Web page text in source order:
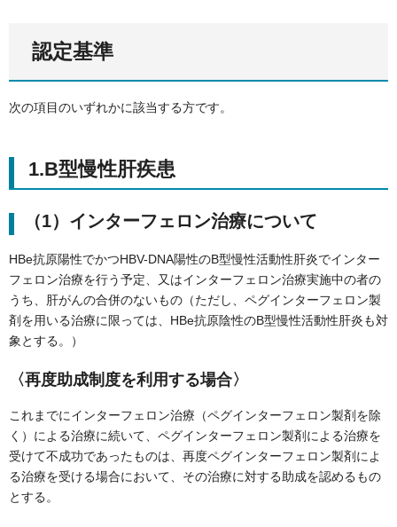
認定基準
次の項目のいずれかに該当する方です。
1.B型慢性肝疾患
（1）インターフェロン治療について
HBe抗原陽性でかつHBV-DNA陽性のB型慢性活動性肝炎でインター
フェロン治療を行う予定、又はインターフェロン治療実施中の者の
うち、肝がんの合併のないもの（ただし、ペグインターフェロン製
剤を用いる治療に限っては、HBe抗原陰性のB型慢性活動性肝炎も対
象とする。）
〈再度助成制度を利用する場合〉
これまでにインターフェロン治療（ペグインターフェロン製剤を除
く）による治療に続いて、ペグインターフェロン製剤による治療を
受けて不成功であったものは、再度ペグインターフェロン製剤によ
る治療を受ける場合において、その治療に対する助成を認めるもの
とする。